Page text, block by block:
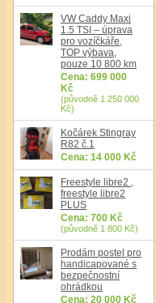
VW Caddy Maxi
1.5 TSI – úprava
pro vozíčkáře,
TOP výbava,
pouze 10 800 km
Cena: 699 000
Kč
(původně 1 250 000
Kč)
Kočárek Stingray
R82 č.1
Cena: 14 000 Kč
Freestyle libre2 ,
freestyle libre2
PLUS
Cena: 700 Kč
(původně 1 800 Kč)
Prodám postel pro
handicapované s
bezpečnostní
ohrádkou
Cena: 20 000 Kč